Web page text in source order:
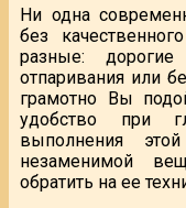
Ни одна
без
разные:
отпаривания или
грамотно Вы
удобство при
выполнения
незаменимой
обратить на ее